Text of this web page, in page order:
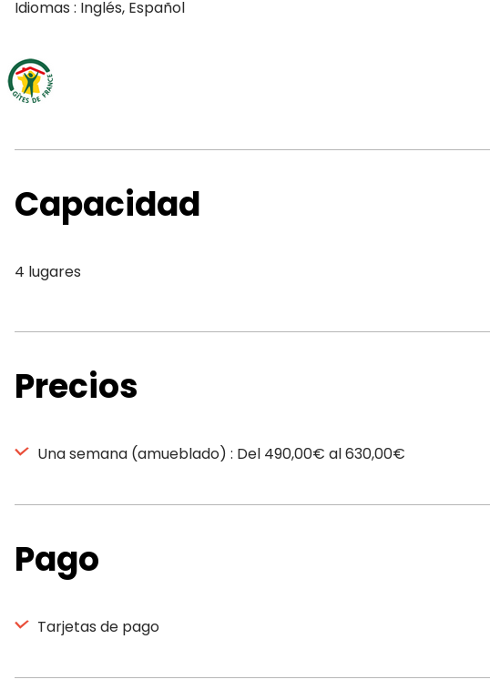
Idiomas : Inglés, Español
Capacidad
4 lugares
Precios
Una semana (amueblado) : Del 490,00€ al 630,00€
Pago
Tarjetas de pago